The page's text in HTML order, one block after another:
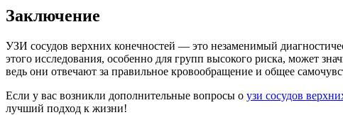
Заключение
УЗИ сосудов верхних конечностей — это незаменимый
этого исследования, особенно для групп высокого риска, может
ведь они отвечают за правильное кровообращение и общее
Если у вас возникли дополнительные вопросы о узи сосудов
лучший подход к жизни!